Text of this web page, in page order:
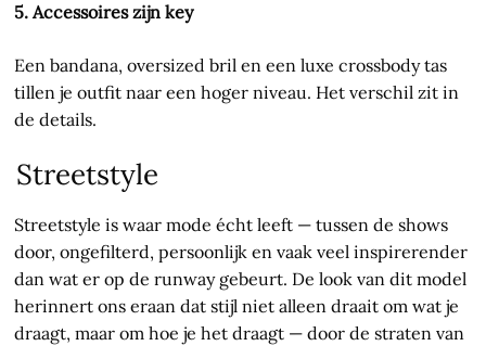
5. Accessoires zijn key
Een bandana, oversized bril en een luxe crossbody tas
tillen je outfit naar een hoger niveau. Het verschil zit in
de details.
Streetstyle
Streetstyle is waar mode écht leeft — tussen de shows
door, ongefilterd, persoonlijk en vaak veel inspirerender
dan wat er op de runway gebeurt. De look van dit model
herinnert ons eraan dat stijl niet alleen draait om wat je
draagt, maar om hoe je het draagt — door de straten van